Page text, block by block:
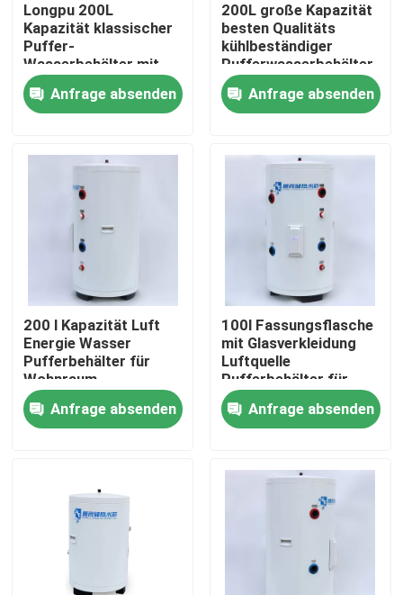
Zu Hause
Videos
Über uns
Werksbesichtigung
Qualitätskontrolle
Kontakt mit uns
Rechtssachen
Solarthermischer Kocher
Longpu 200L
Kapazität klassischer
Puffer-
Wasserbehälter mit
Schalenspezifischen
Stahlplatte
maßgeschneidert auf
Außennutzung
Anfrage absenden
200L große Kapazität
besten Qualitäts
kühlbeständiger
Pufferwasserbehälter
für Heizung
Anfrage absenden
200 l Kapazität Luft
Energie Wasser
Pufferbehälter für
Wohnraum
Anfrage absenden
100l Fassungsflasche
mit Glasverkleidung
Luftquelle
Pufferbehälter für
Warmwasser und
Heizung zu Hause
Anfrage absenden